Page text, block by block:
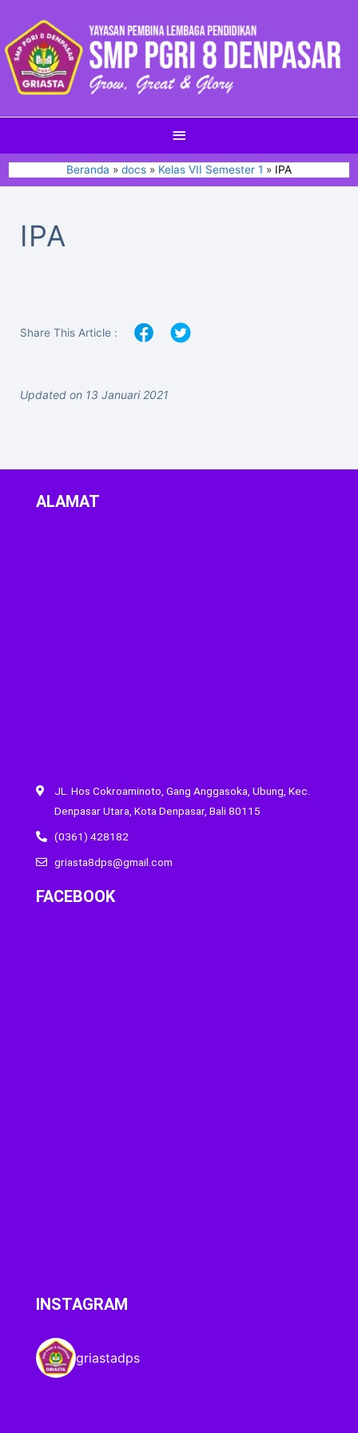
Beranda docs Kelas VII Semester 1 IPA
IPA
Share This Article :
Updated on 13 Januari 2021
ALAMAT
JL. Hos Cokroaminoto, Gang Anggasoka, Ubung, Kec.
Denpasar Utara, Kota Denpasar, Bali 80115
(0361) 428182
griasta8dps@gmail.com
FACEBOOK
INSTAGRAM
griastadps